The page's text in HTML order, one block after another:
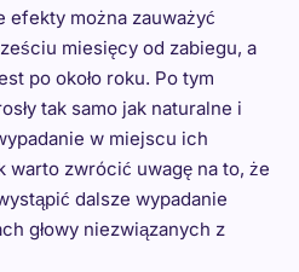
efekty można zauważyć
miesięcy od zabiegu, a
po około roku. Po tym
tak samo jak naturalne i
w miejscu ich
warto zwrócić uwagę na to, że
dalsze wypadanie
głowy niezwiązanych z